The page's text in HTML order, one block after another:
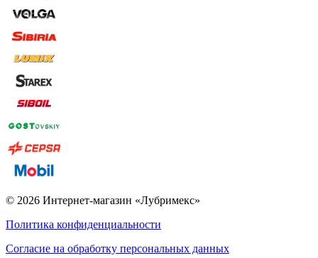
© 2026 Интернет-магазин «Лубримекс»
Политика конфиденциальности
Согласие на обработку персональных данных